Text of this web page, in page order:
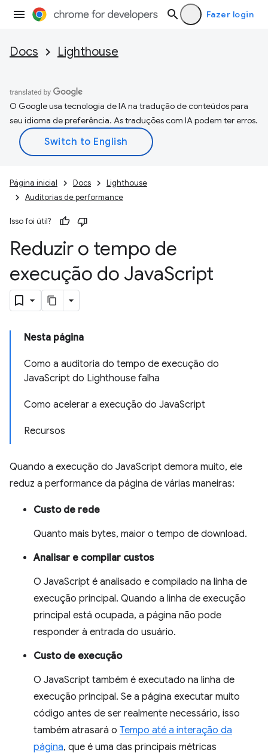
Fazer login
Docs Lighthouse
O Google usa tecnologia de IA na tradução de conteúdos para
seu idioma de preferência. As traduções com IA podem ter erros.
Página inicial Docs
Lighthouse
Auditorias de performance
Isso foi útil?
Reduzir o tempo de
execução do JavaScript
Nesta página
Como a auditoria do tempo de execução do
JavaScript do Lighthouse falha
Como acelerar a execução do JavaScript
Recursos
Quando a execução do JavaScript demora muito, ele
reduz a performance da página de várias maneiras:
Custo de rede
Quanto mais bytes, maior o tempo de download.
Analisar e compilar custos
O JavaScript é analisado e compilado na linha de
execução principal. Quando a linha de execução
principal está ocupada, a página não pode
responder à entrada do usuário.
Custo de execução
O JavaScript também é executado na linha de
execução principal. Se a página executar muito
código antes de ser realmente necessário, isso
também atrasará o Tempo até a interação da
página, que é uma das principais métricas